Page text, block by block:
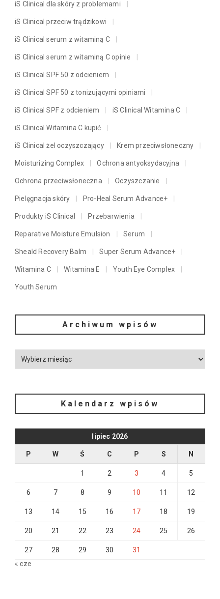
iS Clinical dla skóry z problemami
iS Clinical przeciw trądzikowi
iS Clinical serum z witaminą C
iS Clinical serum z witaminą C opinie
iS Clinical SPF 50 z odcieniem
iS Clinical SPF 50 z tonizującymi opiniami
iS Clinical SPF z odcieniem iS Clinical Witamina C
iS Clinical Witamina C kupić
iS Clinical żel oczyszczający Krem przeciwsłoneczny
Moisturizing Complex Ochrona antyoksydacyjna
Ochrona przeciwsłoneczna Oczyszczanie
Pielęgnacja skóry Pro-Heal Serum Advance+
Produkty iS Clinical Przebarwienia
Reparative Moisture Emulsion Serum
Sheald Recovery Balm Super Serum Advance+
Witamina C Witamina E Youth Eye Complex
Youth Serum
Archiwum wpisów
Kalendarz wpisów
lipiec 2026
P W Ś C P S N
1 2 3 4 5
6 7 8 9 10 11 12
13 14 15 16 17 18 19
20 21 22 23 24 25 26
27 28 29 30
31
« cze